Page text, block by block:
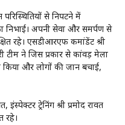
से निपटने में
अपनी सेवा और समर्पण से
रहे। एसडीआरएफ कमांडेंट श्री
टीम ने जिस प्रकार से कांवड़ मेला
किया और लोगों की जान बचाई,
इंस्पेक्टर ट्रेनिंग श्री प्रमोद रावत
रहे।